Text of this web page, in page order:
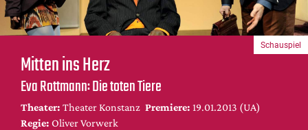
Bühnenwelt
Festivals & Veranstaltungen
Menschen & Theater
Themen
Internationales
Nachrufe
Mitten ins Herz
Eva Rottmann: Die toten Tiere
Theater: Theater Konstanz Premiere: 19.01.2013 (UA)
Regie: Oliver Vorwerk
Schauspiel